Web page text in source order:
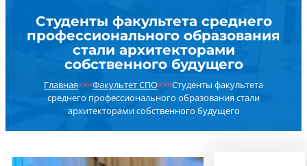
СТУДЕНТУ
ДОПОБРАЗОВАНИЕ
ОБ УНИВЕРСИТЕТЕ
НОВОСТИ
КОНТАКТЫ
Студенты факультета среднего
профессионального образования
стали архитекторами
собственного будущего
Главная×××Факультет СПО×××Студенты факультета
среднего профессионального образования стали
архитекторами собственного будущего